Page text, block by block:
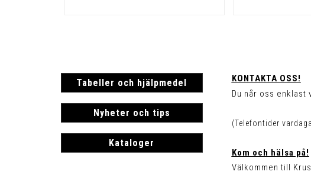
Tabeller och hjälpmedel
Nyheter och tips
Kataloger
KONTAKTA OSS!
Du når oss enklast
(Telefontider
Kom och hälsa på!
Välkommen till